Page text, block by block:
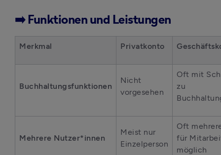
➡️ Funktionen und Leistungen
Merkmal Privatkonto
Buchhaltungsfunktionen
Nicht
vorgesehen
Oft mit
zu
Mehrere Nutzer*innen
Meist nur
Einzelperson
Oft
für
möglich